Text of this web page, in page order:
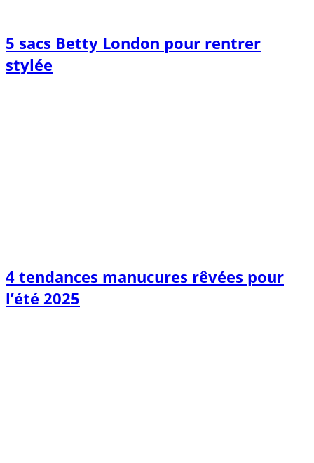
5 sacs Betty London pour rentrer
stylée
4 tendances manucures rêvées pour
l’été 2025